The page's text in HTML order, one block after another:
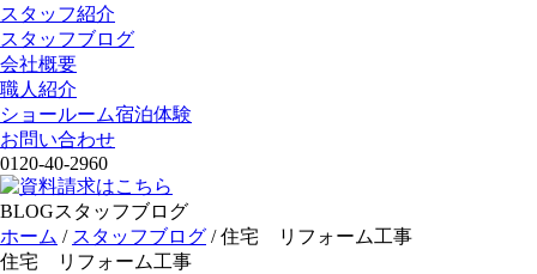
スタッフ紹介
スタッフブログ
会社概要
職人紹介
ショールーム宿泊体験
お問い合わせ
0120-40-2960
BLOGスタッフブログ
ホーム / スタッフブログ /住宅 リフォーム工事
住宅 リフォーム工事